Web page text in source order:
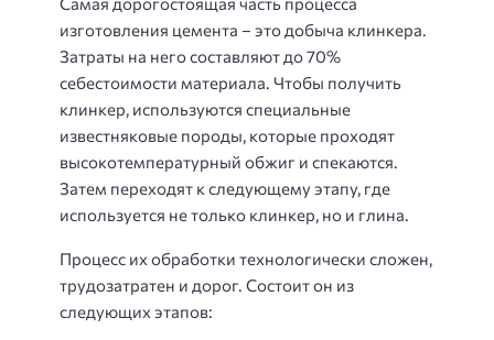
изготовления цемента – это добыча клинкера.
Затраты на него составляют до 70%
себестоимости материала. Чтобы получить
клинкер, используются специальные
известняковые породы, которые проходят
высокотемпературный обжиг и спекаются.
Затем переходят к следующему этапу, где
используется не только клинкер, но и глина.
Процесс их обработки технологически сложен,
трудозатратен и дорог. Состоит он из
следующих этапов: